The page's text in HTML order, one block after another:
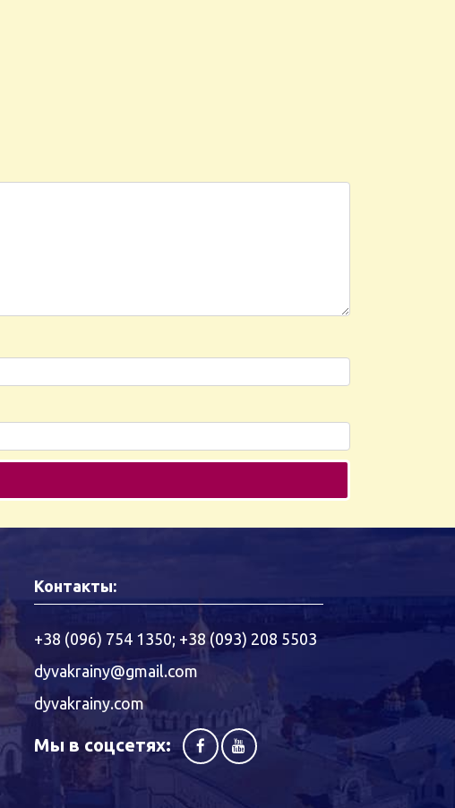
Контакты:
+38 (096) 754 1350; +38 (093) 208 5503
dyvakrainy@gmail.com
dyvakrainy.com
Мы в соцсетях: